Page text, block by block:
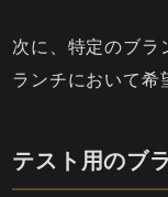
次に、特定のブラ
ランチにおいて希
テスト用のブ